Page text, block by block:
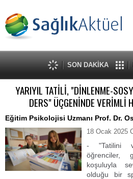
SON DAKİKA
YARIYIL TATİLİ, "DİNLENME-
DERS" ÜÇGENİNDE VERİMLİ
Eğitim Psikolojisi Uzmanı Prof. Dr.
18 Ocak 2025
- "Tatilini
öğrenciler,
koşuluyla
olduğu bir